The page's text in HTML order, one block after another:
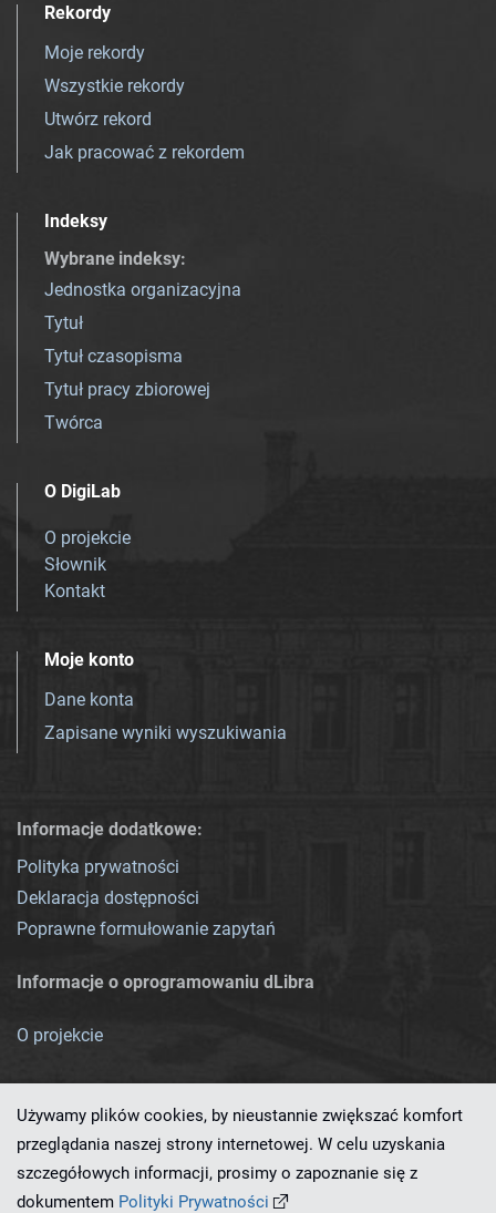
Rekordy
Moje rekordy
Wszystkie rekordy
Utwórz rekord
Jak pracować z rekordem
Indeksy
Wybrane indeksy:
Jednostka organizacyjna
Tytuł
Tytuł czasopisma
Tytuł pracy zbiorowej
Twórca
O DigiLab
O projekcie
Słownik
Kontakt
Moje konto
Dane konta
Zapisane wyniki wyszukiwania
Informacje dodatkowe:
Polityka prywatności
Deklaracja dostępności
Poprawne formułowanie zapytań
Informacje o oprogramowaniu dLibra
O projekcie
Ten serwis działa dzięki oprogramowaniu
Używamy plików cookies, by nieustannie zwiększać komfort
przeglądania naszej strony internetowej. W celu uzyskania
szczegółowych informacji, prosimy o zapoznanie się z
dokumentem Polityki Prywatności